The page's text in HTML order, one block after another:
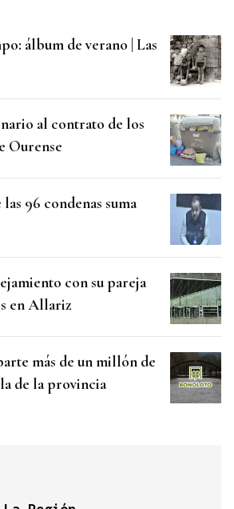
álbum de verano | Las
al contrato de los
Ourense
96 condenas suma
con su pareja
en Allariz
más de un millón de
de la provincia